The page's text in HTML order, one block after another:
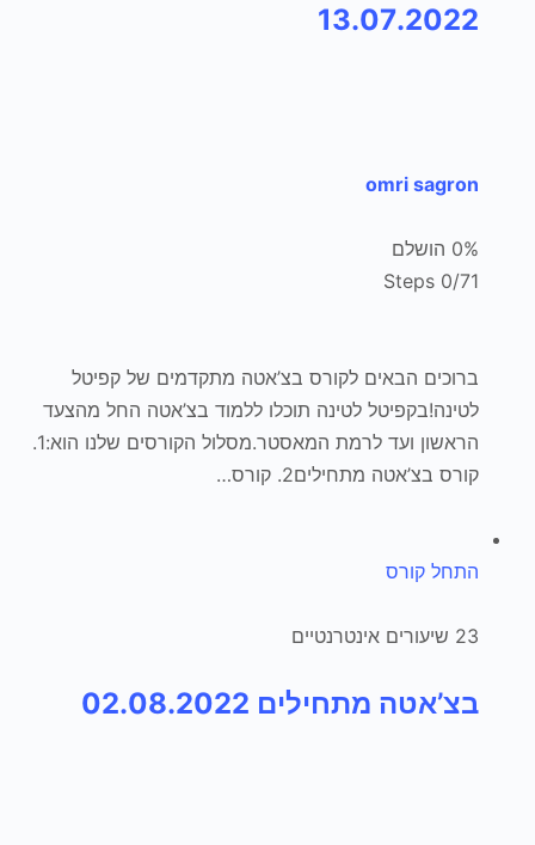
13.07.2022
omri sagron
0% הושלם
0/71 Steps
ברוכים הבאים לקורס בצ’אטה מתקדמים של קפיטל
לטינה!בקפיטל לטינה תוכלו ללמוד בצ’אטה החל מהצעד
הראשון ועד לרמת המאסטר.מסלול הקורסים שלנו הוא:1.
קורס בצ’אטה מתחילים2. קורס…
התחל קורס
23 שיעורים אינטרנטיים
בצ’אטה מתחילים 02.08.2022